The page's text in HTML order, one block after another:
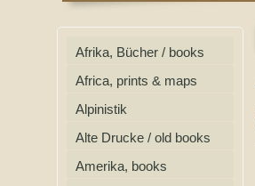
Afrika, Bücher / books
Africa, prints & maps
Alpinistik
Alte Drucke / old books
Amerika, books